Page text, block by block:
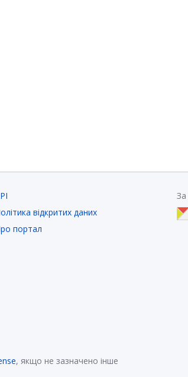
відкритих даних
портал
За
, якщо не зазначено інше